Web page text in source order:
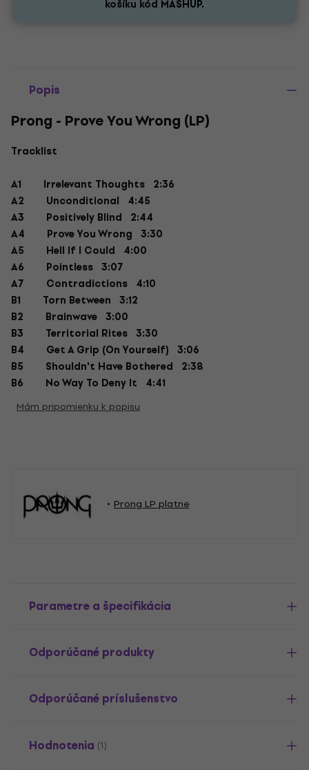
košíku kód MASHUP.
Popis
Prong - Prove You Wrong (LP)
Tracklist
A1
Irrelevant Thoughts 2:36
A2
Unconditional 4:45
A3
Positively Blind 2:44
A4
Prove You Wrong 3:30
A5
Hell If I Could 4:00
A6
Pointless 3:07
A7
Contradictions 4:10
B1
Torn Between 3:12
B2
Brainwave 3:00
B3
Territorial Rites 3:30
B4
Get A Grip (On Yourself) 3:06
B5
Shouldn't Have Bothered 2:38
B6
No Way To Deny It 4:41
Mám pripomienku k popisu
Prong LP platne
Parametre a špecifikácia
Odporúčané produkty
Odporúčané príslušenstvo
Hodnotenia (1)